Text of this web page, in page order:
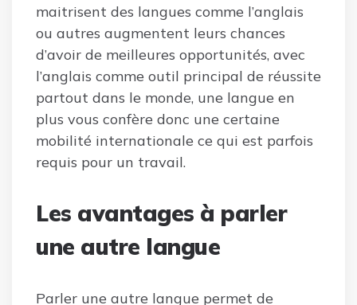
maitrisent des langues comme l’anglais
ou autres augmentent leurs chances
d’avoir de meilleures opportunités, avec
l’anglais comme outil principal de réussite
partout dans le monde, une langue en
plus vous confère donc une certaine
mobilité internationale ce qui est parfois
requis pour un travail.
Les avantages à parler
une autre langue
Parler une autre langue permet de